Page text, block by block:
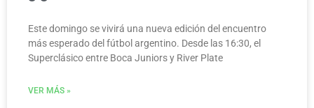
Este domingo se vivirá una nueva edición del encuentro
más esperado del fútbol argentino. Desde las 16:30, el
Superclásico entre Boca Juniors y River Plate
VER MÁS »